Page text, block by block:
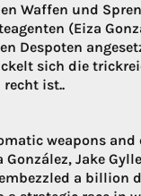
Waffen und
(Eiza
Despoten
sich die
ist..
weapons
González, Jake
a billion